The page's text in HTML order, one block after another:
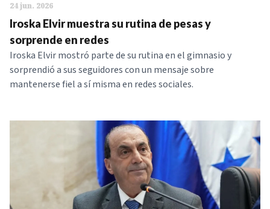
24 jun. 2026
Iroska Elvir muestra su rutina de pesas y
sorprende en redes
Iroska Elvir mostró parte de su rutina en el gimnasio y
sorprendió a sus seguidores con un mensaje sobre
mantenerse fiel a sí misma en redes sociales.